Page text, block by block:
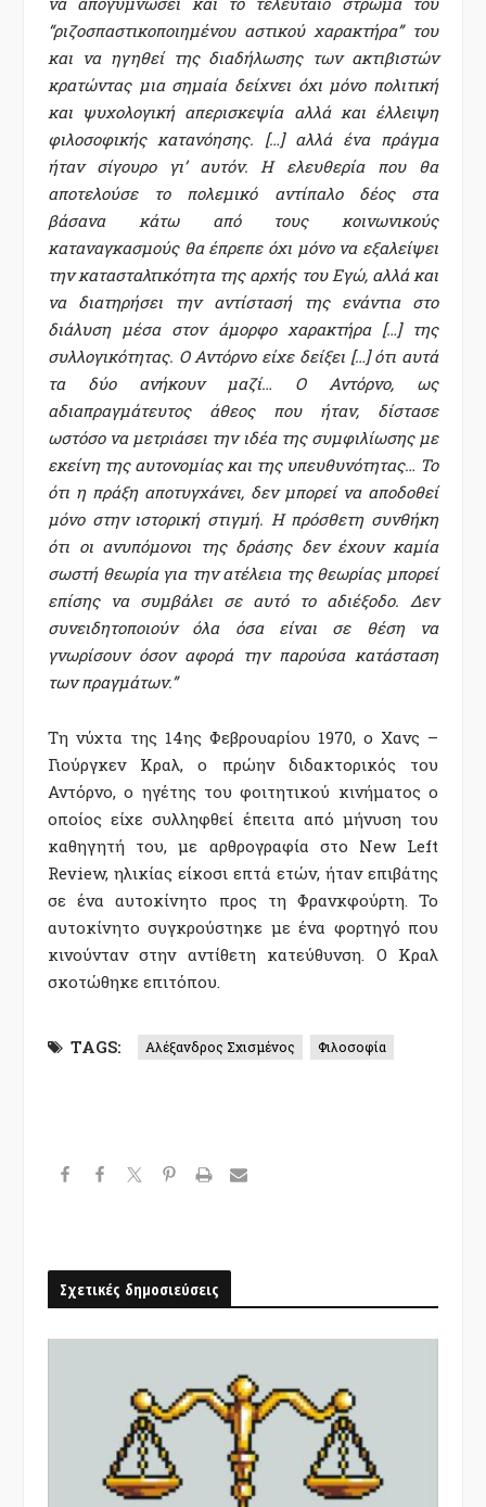
“ριζοσπαστικοποιημένου αστικού χαρακτήρα” του
και να ηγηθεί της διαδήλωσης των ακτιβιστών
κρατώντας μια σημαία δείχνει όχι μόνο πολιτική
και ψυχολογική απερισκεψία αλλά και έλλειψη
φιλοσοφικής κατανόησης. […] αλλά ένα πράγμα
ήταν σίγουρο γι’ αυτόν. Η ελευθερία που θα
αποτελούσε το πολεμικό αντίπαλο δέος στα
βάσανα κάτω από τους κοινωνικούς
καταναγκασμούς θα έπρεπε όχι μόνο να εξαλείψει
την κατασταλτικότητα της αρχής του Εγώ, αλλά και
να διατηρήσει την αντίστασή της ενάντια στο
διάλυση μέσα στον άμορφο χαρακτήρα […] της
συλλογικότητας. Ο Αντόρνο είχε δείξει […] ότι αυτά
τα δύο ανήκουν μαζί… Ο Αντόρνο, ως
αδιαπραγμάτευτος άθεος που ήταν, δίστασε
ωστόσο να μετριάσει την ιδέα της συμφιλίωσης με
εκείνη της αυτονομίας και της υπευθυνότητας… Το
ότι η πράξη αποτυγχάνει, δεν μπορεί να αποδοθεί
μόνο στην ιστορική στιγμή. Η πρόσθετη συνθήκη
ότι οι ανυπόμονοι της δράσης δεν έχουν καμία
σωστή θεωρία για την ατέλεια της θεωρίας μπορεί
επίσης να συμβάλει σε αυτό το αδιέξοδο. Δεν
συνειδητοποιούν όλα όσα είναι σε θέση να
γνωρίσουν όσον αφορά την παρούσα κατάσταση
των πραγμάτων.”
Τη νύχτα της 14ης Φεβρουαρίου 1970, ο Χανς –
Γιούργκεν Κραλ, ο πρώην διδακτορικός του
Αντόρνο, ο ηγέτης του φοιτητικού κινήματος ο
οποίος είχε συλληφθεί έπειτα από μήνυση του
καθηγητή του, με αρθρογραφία στο New Left
Review, ηλικίας είκοσι επτά ετών, ήταν επιβάτης
σε ένα αυτοκίνητο προς τη Φρανκφούρτη. Το
αυτοκίνητο συγκρούστηκε με ένα φορτηγό που
κινούνταν στην αντίθετη κατεύθυνση. Ο Κραλ
σκοτώθηκε επιτόπου.
TAGS: Αλέξανδρος Σχισμένος Φιλοσοφία
Σχετικές δημοσιεύσεις